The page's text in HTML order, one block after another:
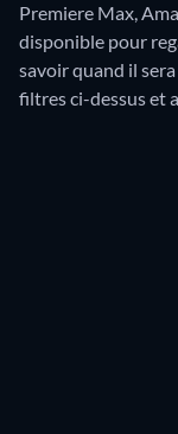
Premiere Max,
disponible pour
savoir quand il
filtres ci-dessus et